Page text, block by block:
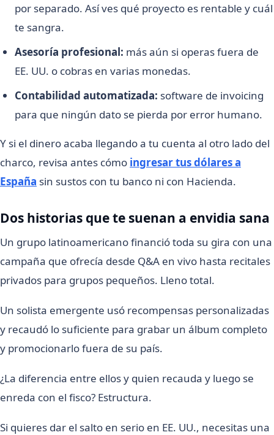
por separado. Así ves qué proyecto es rentable y cuál
te sangra.
Asesoría profesional: más aún si operas fuera de
EE. UU. o cobras en varias monedas.
Contabilidad automatizada: software de invoicing
para que ningún dato se pierda por error humano.
Y si el dinero acaba llegando a tu cuenta al otro lado del
charco, revisa antes cómo ingresar tus dólares a
España sin sustos con tu banco ni con Hacienda.
Dos historias que te suenan a envidia sana
Un grupo latinoamericano financió toda su gira con una
campaña que ofrecía desde Q&A en vivo hasta recitales
privados para grupos pequeños. Lleno total.
Un solista emergente usó recompensas personalizadas
y recaudó lo suficiente para grabar un álbum completo
y promocionarlo fuera de su país.
¿La diferencia entre ellos y quien recauda y luego se
enreda con el fisco? Estructura.
Si quieres dar el salto en serio en EE. UU., necesitas una